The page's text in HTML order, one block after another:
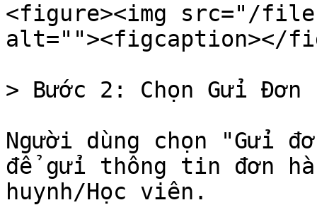
<figure><img src="/
alt=""><figcaption></
> Bước 2: Chọn Gửi Đơn
Người dùng chọn "Gửi
để gửi thông tin đơn
huynh/Học viên.